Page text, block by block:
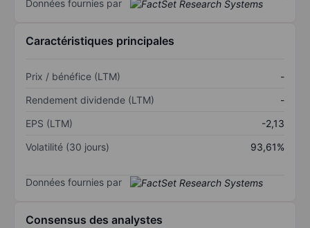
Données fournies par
Caractéristiques principales
Prix / bénéfice (LTM)
-
Rendement dividende (LTM)
-
EPS (LTM)
-2,13
Volatilité (30 jours)
93,61%
Données fournies par
Consensus des analystes